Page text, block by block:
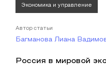
Экономика и управление
Автор статьи
Багманова Лиана
Россия в мировой